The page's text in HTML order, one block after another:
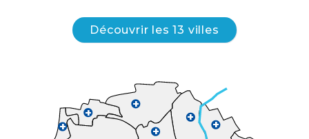
Découvrir les 13 villes
+
+
+
+
+
+